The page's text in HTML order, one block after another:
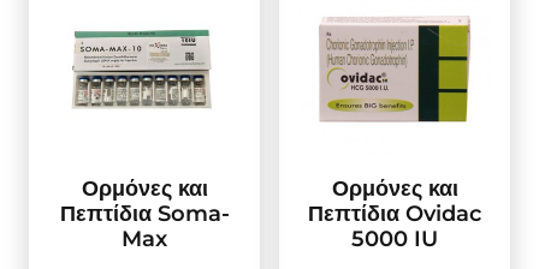
Ορμόνες και
Πεπτίδια Soma-
Max
Ορμόνες και
Πεπτίδια Ovidac
5000 IU